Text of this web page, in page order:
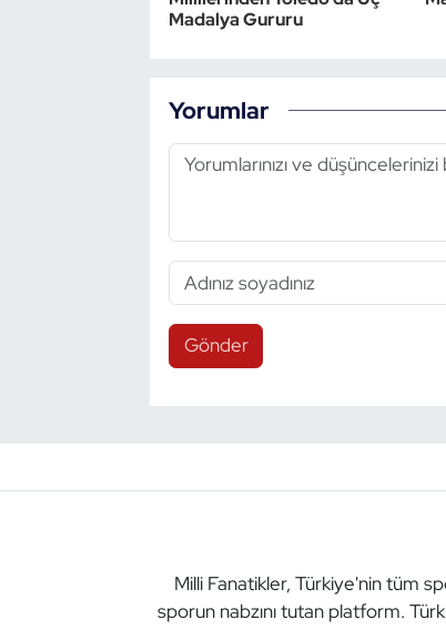
Madalya Gururu
Yorumlar
Gönder
Milli Fanatikler, Türkiye'nin tüm
sporun nabzını tutan platform.
Vücut Geliştirme Fitness
Wushu Kungfu